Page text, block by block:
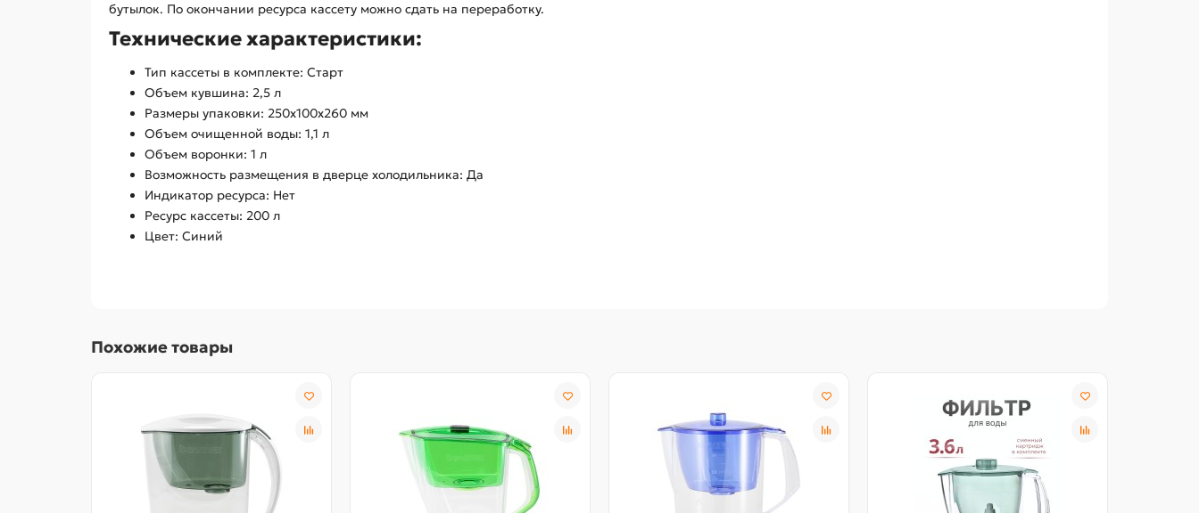
бутылок. По окончании ресурса кассету можно сдать на переработку.
Технические характеристики:
Тип кассеты в комплекте: Старт
Объем кувшина: 2,5 л
Размеры упаковки: 250x100x260 мм
Объем очищенной воды: 1,1 л
Объем воронки: 1 л
Возможность размещения в дверце холодильника: Да
Индикатор ресурса: Нет
Ресурс кассеты: 200 л
Цвет: Синий
Похожие товары